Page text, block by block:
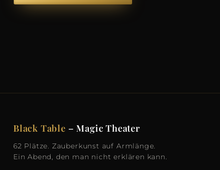
Black Table – Magic Theater
62 Plätze. Zauberkunst auf Armlänge.
Ein Abend, den man nicht erklären kann.